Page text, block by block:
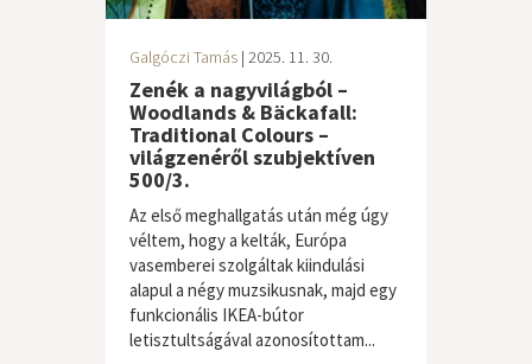
Galgóczi Tamás | 2025. 11. 30.
Zenék a nagyvilágból –
Woodlands & Bäckafall:
Traditional Colours –
világzenéről szubjektíven
500/3.
Az első meghallgatás után még úgy
véltem, hogy a kelták, Európa
vasemberei szolgáltak kiindulási
alapul a négy muzsikusnak, majd egy
funkcionális IKEA-bútor
letisztultságával azonosítottam...
világzene / folk